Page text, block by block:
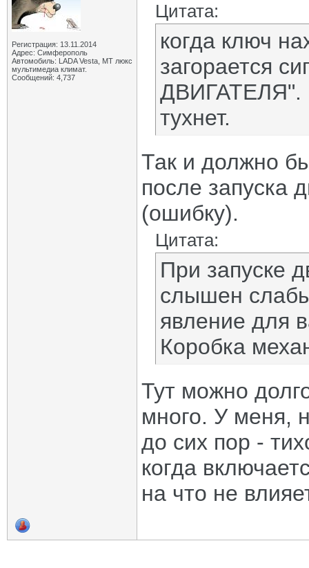
Регистрация: 13.11.2014
Адрес: Симферополь
Автомобиль: LADA Vesta, МТ люкс
мультимедиа климат.
Сообщений: 4,737
Цитата:
когда ключ
загорается
ДВИГАТЕЛЯ".
тухнет.
Так и должно
после запуска
(ошибку).
Цитата:
При запуске
слышен
явление для
Коробка
Тут можно
много. У меня,
до сих пор -
когда
на что не